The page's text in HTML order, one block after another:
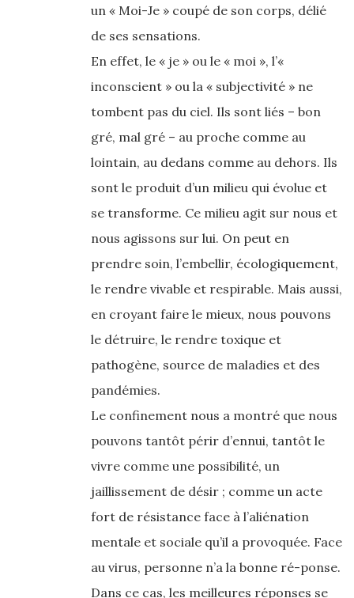
un « Moi-Je » coupé de son corps, délié
de ses sensations.
En effet, le « je » ou le « moi », l’«
inconscient » ou la « subjectivité » ne
tombent pas du ciel. Ils sont liés – bon
gré, mal gré – au proche comme au
lointain, au dedans comme au dehors. Ils
sont le produit d’un milieu qui évolue et
se transforme. Ce milieu agit sur nous et
nous agissons sur lui. On peut en
prendre soin, l’embellir, écologiquement,
le rendre vivable et respirable. Mais aussi,
en croyant faire le mieux, nous pouvons
le détruire, le rendre toxique et
pathogène, source de maladies et des
pandémies.
Le confinement nous a montré que nous
pouvons tantôt périr d’ennui, tantôt le
vivre comme une possibilité, un
jaillissement de désir ; comme un acte
fort de résistance face à l’aliénation
mentale et sociale qu’il a provoquée. Face
au virus, personne n’a la bonne ré-ponse.
Dans ce cas, les meilleures réponses se